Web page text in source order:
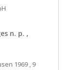
n. p. ,
1969 , 9